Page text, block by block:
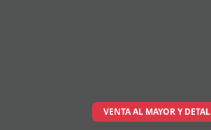
VENTA AL MAYOR Y DETAL